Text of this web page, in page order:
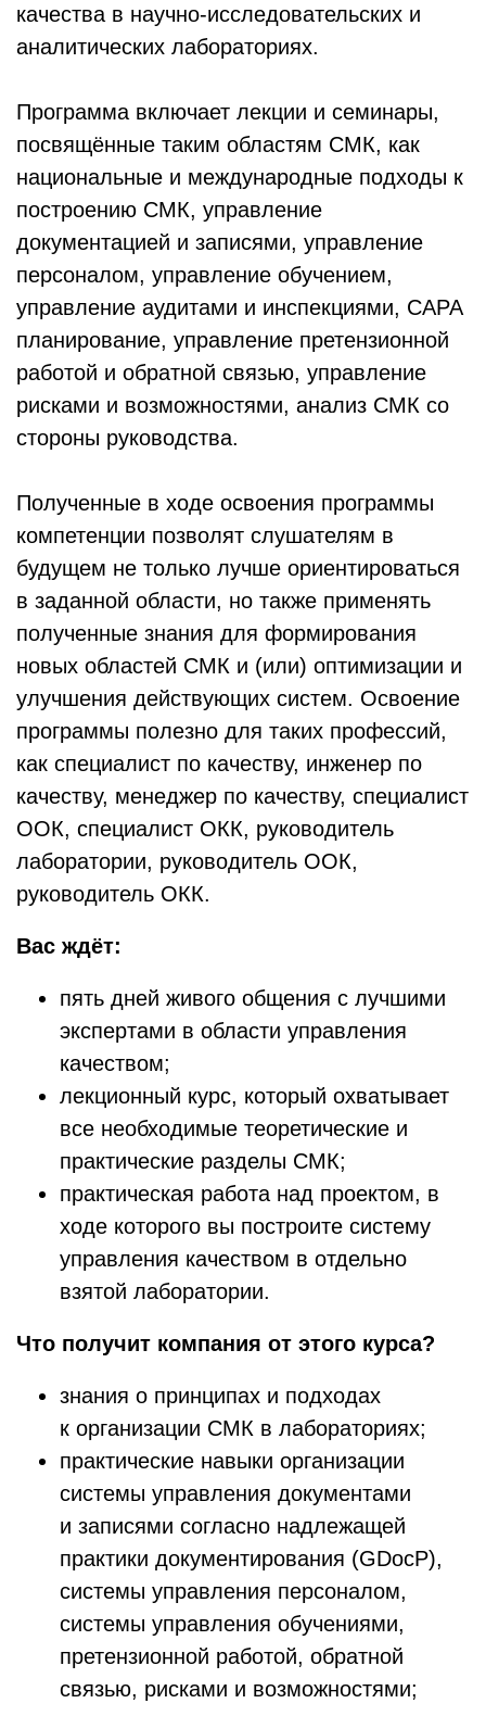
качества в научно-исследовательских и
аналитических лабораториях.
Программа включает лекции и семинары,
посвящённые таким областям СМК, как
национальные и международные подходы к
построению СМК, управление
документацией и записями, управление
персоналом, управление обучением,
управление аудитами и инспекциями, CAPA
планирование, управление претензионной
работой и обратной связью, управление
рисками и возможностями, анализ СМК со
стороны руководства.
Полученные в ходе освоения программы
компетенции позволят слушателям в
будущем не только лучше ориентироваться
в заданной области, но также применять
полученные знания для формирования
новых областей СМК и (или) оптимизации и
улучшения действующих систем. Освоение
программы полезно для таких профессий,
как специалист по качеству, инженер по
качеству, менеджер по качеству, специалист
ООК, специалист ОКК, руководитель
лаборатории, руководитель ООК,
руководитель ОКК.
Вас ждёт:
пять дней живого общения с лучшими
экспертами в области управления
качеством;
лекционный курс, который охватывает
все необходимые теоретические и
практические разделы СМК;
практическая работа над проектом, в
ходе которого вы построите систему
управления качеством в отдельно
взятой лаборатории.
Что получит компания от этого курса?
знания о принципах и подходах
к организации СМК в лабораториях;
практические навыки организации
системы управления документами
и записями согласно надлежащей
практики документирования (GDocP),
системы управления персоналом,
системы управления обучениями,
претензионной работой, обратной
связью, рисками и возможностями;